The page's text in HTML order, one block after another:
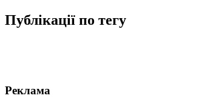
Публікації по тегу
Реклама